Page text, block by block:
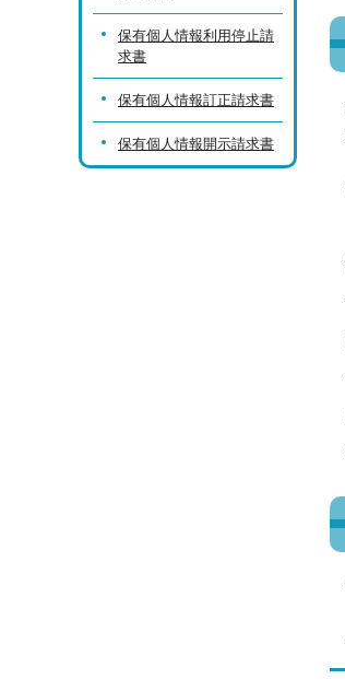
保有個人情報利用停止請
求書
保有個人情報訂正請求書
保有個人情報開示請求書